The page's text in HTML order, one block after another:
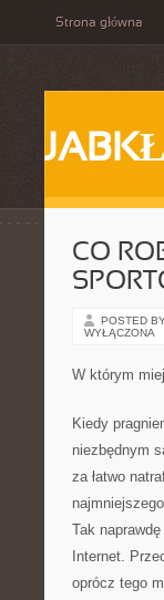
Strona główna
CO
POSTED
WYŁĄCZONA
W którym
Kiedy
niezbędnym
za łatwo
Tak
Internet.
oprócz tego